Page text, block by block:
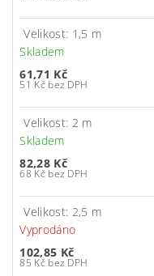
Velikost: 1,5 m
Skladem
61,71 Kč
51 Kč bez DPH
Velikost: 2 m
Skladem
82,28 Kč
68 Kč bez DPH
Velikost: 2,5 m
Vyprodáno
102,85 Kč
85 Kč bez DPH